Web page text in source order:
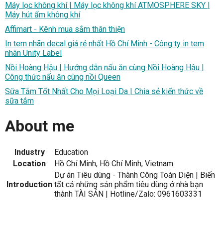
Máy lọc không khí | Máy lọc không khí ATMOSPHERE SKY |
Máy hút ẩm không khí
Affimart - Kênh mua sắm thân thiện
In tem nhãn decal giá rẻ nhất Hồ Chí Minh - Công ty in tem
nhãn Unity Label
Nồi Hoàng Hậu | Hướng dẫn nấu ăn cùng Nồi Hoàng Hậu |
Công thức nấu ăn cùng nồi Queen
Sữa Tắm Tốt Nhất Cho Mọi Loại Da | Chia sẻ kiến thức về
sữa tắm
About me
Industry
Education
Location
Hồ Chí Minh, Hồ Chí Minh, Vietnam
Introduction
Dự án Tiêu dùng - Thành Công Toàn Diện | Biến
tất cả những sản phẩm tiêu dùng ở nhà bạn
thành TÀI SẢN | Hotline/Zalo: 0961603331